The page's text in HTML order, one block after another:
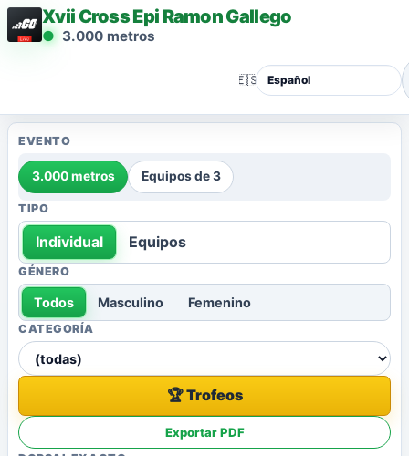
Xvii Cross Epi Ramon Gallego
3.000 metros
🇪🇸
EVENTO
3.000 metros Equipos de 3
TIPO
Individual Equipos
GÉNERO
Todos Masculino Femenino
CATEGORÍA
🏆 Trofeos
Exportar PDF